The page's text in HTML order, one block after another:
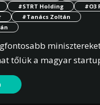
#STRT Holding
#O3
#Tanács Zoltán
tőlük a magyar